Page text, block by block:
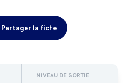
Partager la fiche
NIVEAU DE SORTIE